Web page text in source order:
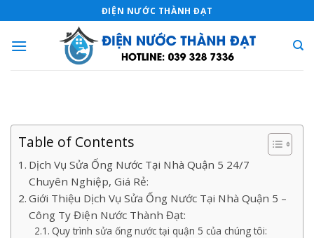
to
content
ĐIỆN NƯỚC THÀNH ĐẠT
Table of Contents
Dịch Vụ Sửa Ống Nước Tại Nhà Quận 5 24/7
Chuyên Nghiệp, Giá Rẻ:
Giới Thiệu Dịch Vụ Sửa Ống Nước Tại Nhà Quận 5 –
Công Ty Điện Nước Thành Đạt:
Quy trình sửa ống nước tại quận 5 của chúng tôi: